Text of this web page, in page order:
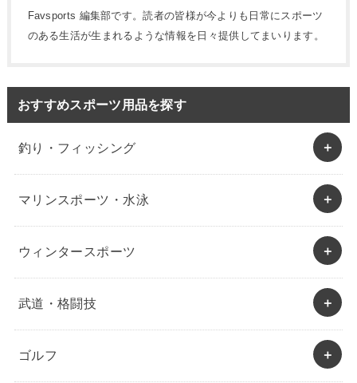
Favsports 編集部です。読者の皆様が今よりも日常にスポーツ
のある生活が生まれるような情報を日々提供してまいります。
おすすめスポーツ用品を探す
釣り・フィッシング
マリンスポーツ・水泳
ウィンタースポーツ
武道・格闘技
ゴルフ